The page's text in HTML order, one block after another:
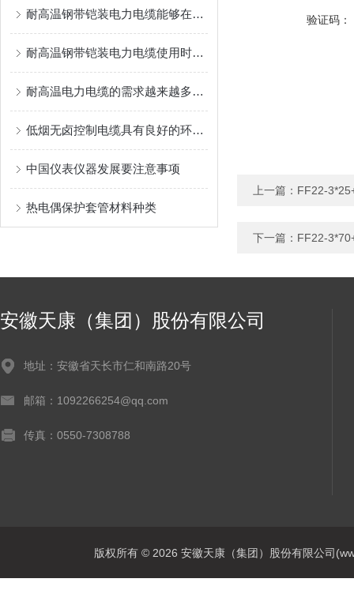
耐高温钢带铠装电力电缆能够在高温环境下保持稳定的性能
耐高温钢带铠装电力电缆使用时需注意以下几点
耐高温电力电缆的需求越来越多，对其品质也越高
低烟无卤控制电缆具有良好的环保性能
中国仪表仪器发展要注意事项
热电偶保护套管材料种类
验证码：
上一篇： FF22-
下一篇： FF22-
安徽天康（集团）股份有限公司
地址：安徽省天长市仁和南路20号
邮箱：1092266254@qq.com
传真：0550-7308788
版权所有 © 2026 安徽天康（集团）股份有限公司